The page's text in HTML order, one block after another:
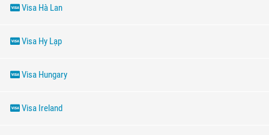
Visa Hà Lan
Visa Hy Lạp
Visa Hungary
Visa Ireland